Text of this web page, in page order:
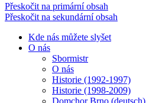
Přeskočit na primární obsah
Přeskočit na sekundární obsah
Kde nás můžete slyšet
O nás
Sbormistr
O nás
Historie (1992-1997)
Historie (1998-2009)
Domchor Brno (deutsch)